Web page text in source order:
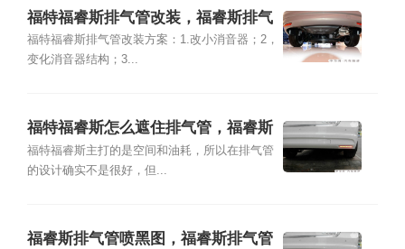
福特福睿斯排气管改装，福睿斯排气
管如何改装
福特福睿斯排气管改装方案：1.改小消音器；2，
变化消音器结构；3...
福特福睿斯怎么遮住排气管，福睿斯
怎样遮挡排气管
福特福睿斯主打的是空间和油耗，所以在排气管
的设计确实不是很好，但...
福睿斯排气管喷黑图，福睿斯排气管